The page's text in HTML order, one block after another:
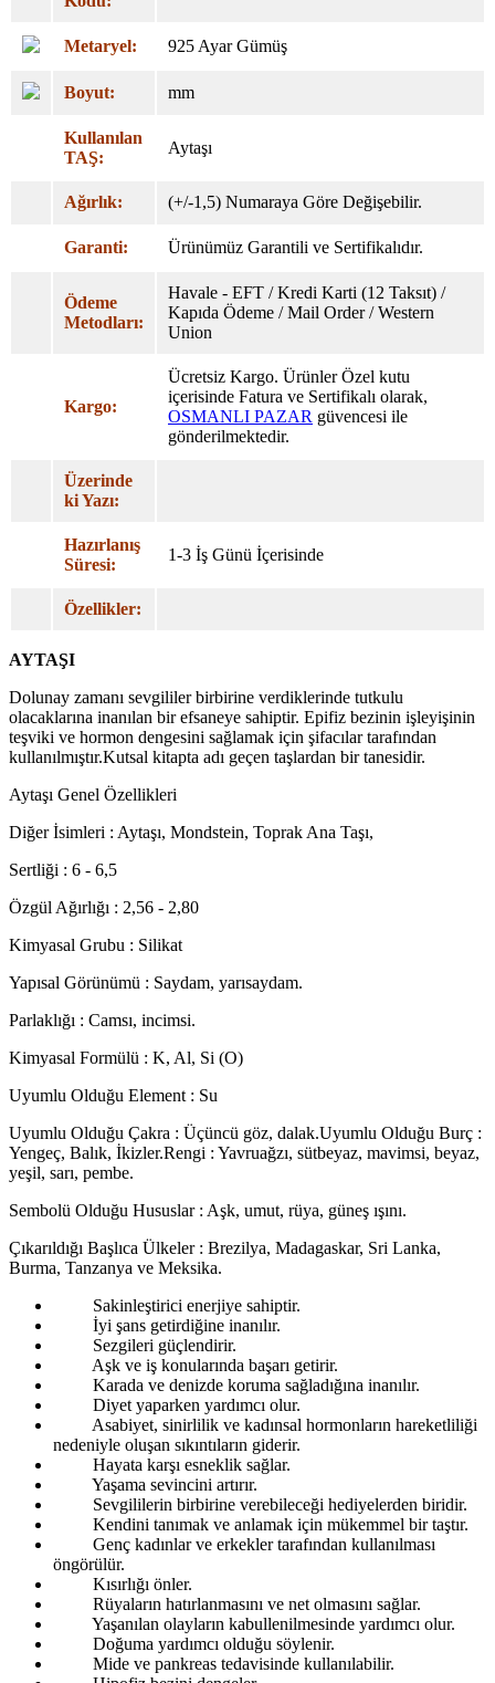
Metaryel: 925 Ayar Gümüş
Boyut: mm
Kullanılan
TAŞ:
Aytaşı
Ağırlık: (+/-1,5) Numaraya Göre Değişebilir.
Garanti: Ürünümüz Garantili ve Sertifikalıdır.
Ödeme
Metodları:
Havale - EFT / Kredi Karti (12 Taksıt) /
Kapıda Ödeme / Mail Order / Western
Union
Kargo:
Ücretsiz Kargo. Ürünler Özel kutu
içerisinde Fatura ve Sertifikalı olarak,
OSMANLI PAZAR güvencesi ile
gönderilmektedir.
Üzerinde
ki Yazı:
Hazırlanış
Süresi:
1-3 İş Günü İçerisinde
Özellikler:
AYTAŞI
Dolunay zamanı sevgililer birbirine verdiklerinde tutkulu
olacaklarına inanılan bir efsaneye sahiptir. Epifiz bezinin işleyişinin
teşviki ve hormon dengesini sağlamak için şifacılar tarafından
kullanılmıştır.Kutsal kitapta adı geçen taşlardan bir tanesidir.
Aytaşı Genel Özellikleri
Diğer İsimleri : Aytaşı, Mondstein, Toprak Ana Taşı,
Sertliği : 6 - 6,5
Özgül Ağırlığı : 2,56 - 2,80
Kimyasal Grubu : Silikat
Yapısal Görünümü : Saydam, yarısaydam.
Parlaklığı : Camsı, incimsi.
Kimyasal Formülü : K, Al, Si (O)
Uyumlu Olduğu Element : Su
Uyumlu Olduğu Çakra : Üçüncü göz, dalak.Uyumlu Olduğu Burç :
Yengeç, Balık, İkizler.Rengi : Yavruağzı, sütbeyaz, mavimsi, beyaz,
yeşil, sarı, pembe.
Sembolü Olduğu Hususlar : Aşk, umut, rüya, güneş ışını.
Çıkarıldığı Başlıca Ülkeler : Brezilya, Madagaskar, Sri Lanka,
Burma, Tanzanya ve Meksika.
Sakinleştirici enerjiye sahiptir.
İyi şans getirdiğine inanılır.
Sezgileri güçlendirir.
Aşk ve iş konularında başarı getirir.
Karada ve denizde koruma sağladığına inanılır.
Diyet yaparken yardımcı olur.
Asabiyet, sinirlilik ve kadınsal hormonların hareketliliği
nedeniyle oluşan sıkıntıların giderir.
Hayata karşı esneklik sağlar.
Yaşama sevincini artırır.
Sevgililerin birbirine verebileceği hediyelerden biridir.
Kendini tanımak ve anlamak için mükemmel bir taştır.
Genç kadınlar ve erkekler tarafından kullanılması
öngörülür.
Kısırlığı önler.
Rüyaların hatırlanmasını ve net olmasını sağlar.
Yaşanılan olayların kabullenilmesinde yardımcı olur.
Doğuma yardımcı olduğu söylenir.
Mide ve pankreas tedavisinde kullanılabilir.